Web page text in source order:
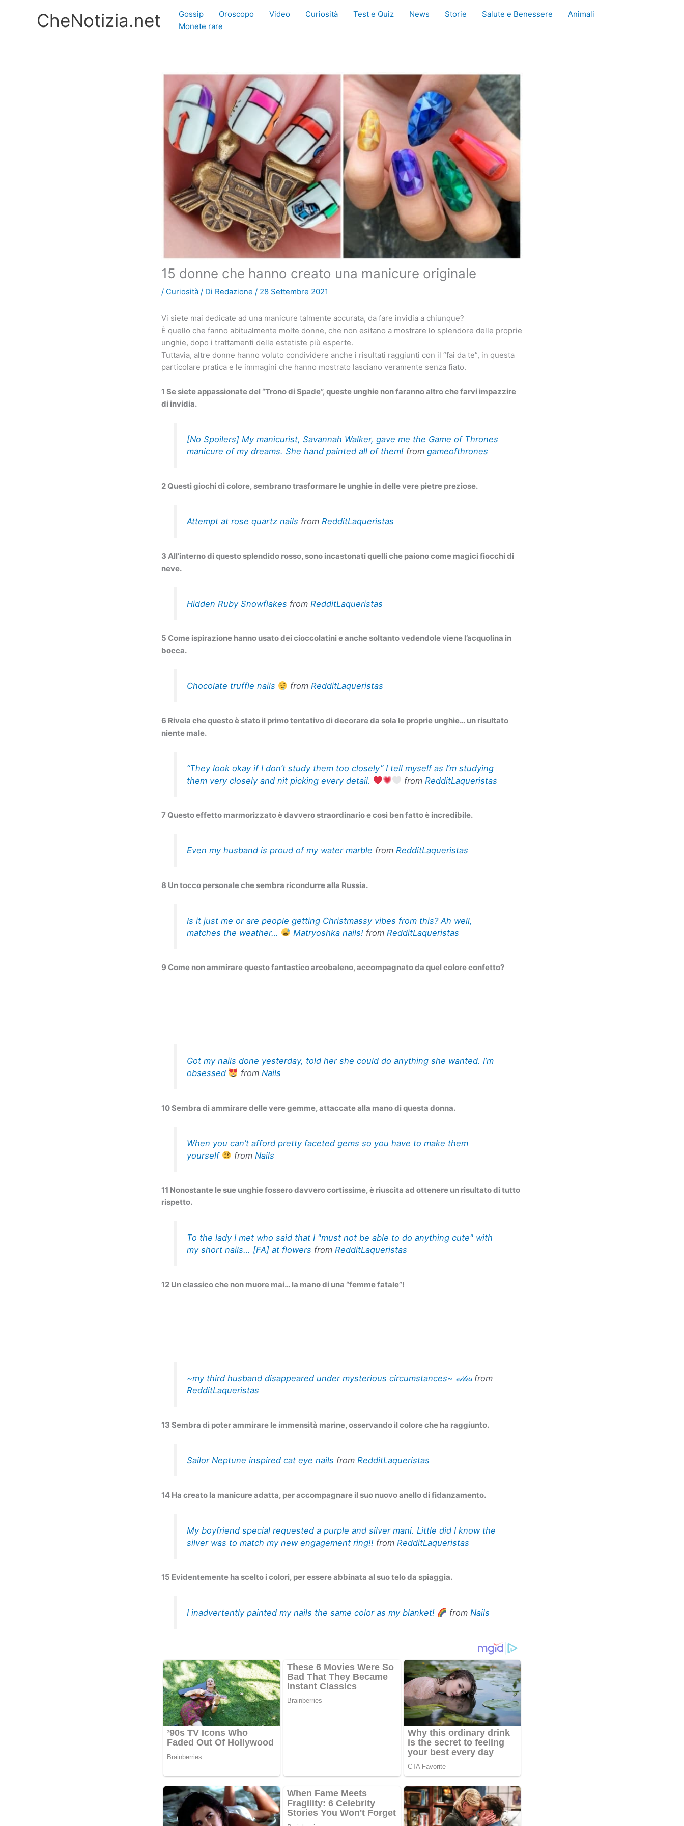
CheNotizia.net Gossip Oroscopo Video Curiosità Test e Quiz News Storie Salute e Benessere
Animali
Monete rare
15 donne che hanno creato una manicure originale
/ Curiosità / Di Redazione / 28 Settembre 2021
Vi siete mai dedicate ad una manicure talmente accurata, da fare invidia a chiunque?
È quello che fanno abitualmente molte donne, che non esitano a mostrare lo splendore delle proprie
unghie, dopo i trattamenti delle estetiste più esperte.
Tuttavia, altre donne hanno voluto condividere anche i risultati raggiunti con il “fai da te”, in questa
particolare pratica e le immagini che hanno mostrato lasciano veramente senza fiato.
1 Se siete appassionate del “Trono di Spade”, queste unghie non faranno altro che farvi impazzire
di invidia.
[No Spoilers] My manicurist, Savannah Walker, gave me the Game of Thrones
manicure of my dreams. She hand painted all of them!from gameofthrones
2 Questi giochi di colore, sembrano trasformare le unghie in delle vere pietre preziose.
Attempt at rose quartz nails from RedditLaqueristas
3 All’interno di questo splendido rosso, sono incastonati quelli che paiono come magici fiocchi di
neve.
Hidden Ruby Snowflakes from RedditLaqueristas
5 Come ispirazione hanno usato dei cioccolatini e anche soltanto vedendole viene l’acquolina in
bocca.
Chocolate truffle nails from RedditLaqueristas
6 Rivela che questo è stato il primo tentativo di decorare da sola le proprie unghie… un risultato
niente male.
“They look okay if I don’t study them too closely” I tell myself as I’m studying
them very closely and nit picking every detail.
from RedditLaqueristas
7 Questo effetto marmorizzato è davvero straordinario e così ben fatto è incredibile.
Even my husband is proud of my water marble from RedditLaqueristas
8 Un tocco personale che sembra ricondurre alla Russia.
Is it just me or are people getting Christmassy vibes from this? Ah well,
matches the weather…
Matryoshka nails!from RedditLaqueristas
9 Come non ammirare questo fantastico arcobaleno, accompagnato da quel colore confetto?
Got my nails done yesterday, told her she could do anything she wanted. I’m
obsessed
from Nails
10 Sembra di ammirare delle vere gemme, attaccate alla mano di questa donna.
When you can’t afford pretty faceted gems so you have to make them
yourself
from Nails
11 Nonostante le sue unghie fossero davvero cortissime, è riuscita ad ottenere un risultato di tutto
rispetto.
To the lady I met who said that I "must not be able to do anything cute" with
my short nails… [FA] at flowers from RedditLaqueristas
12 Un classico che non muore mai… la mano di una “femme fatale”!
~my third husband disappeared under mysterious circumstances~ 𝓋𝒾𝒷𝑒𝓈from
RedditLaqueristas
13 Sembra di poter ammirare le immensità marine, osservando il colore che ha raggiunto.
Sailor Neptune inspired cat eye nails from RedditLaqueristas
14 Ha creato la manicure adatta, per accompagnare il suo nuovo anello di fidanzamento.
My boyfriend special requested a purple and silver mani. Little did I know the
silver was to match my new engagement ring!!from RedditLaqueristas
15 Evidentemente ha scelto i colori, per essere abbinata al suo telo da spiaggia.
I inadvertently painted my nails the same color as my blanket! from Nails